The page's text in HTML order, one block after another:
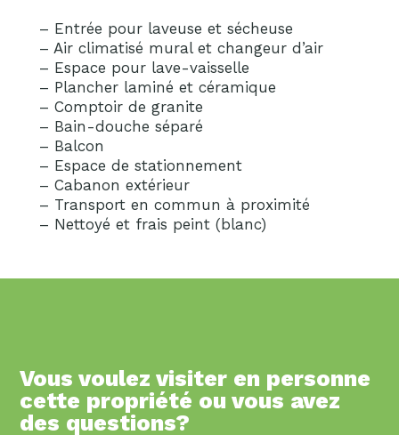
– Entrée pour laveuse et sécheuse
– Air climatisé mural et changeur d’air
– Espace pour lave-vaisselle
– Plancher laminé et céramique
– Comptoir de granite
– Bain-douche séparé
– Balcon
– Espace de stationnement
– Cabanon extérieur
– Transport en commun à proximité
– Nettoyé et frais peint (blanc)
Vous voulez visiter en personne
cette propriété ou vous avez
des questions?